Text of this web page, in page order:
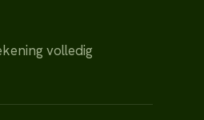
volledig